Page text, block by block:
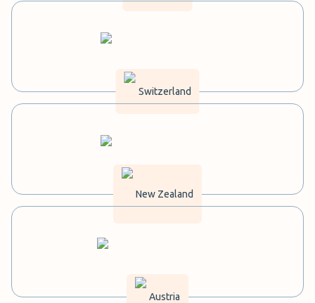
Switzerland
New Zealand
Austria